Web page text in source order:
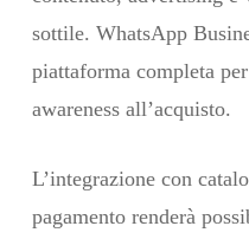
sottile. WhatsApp
piattaforma completa
awareness all’acquisto.
L’integrazione con
pagamento renderà